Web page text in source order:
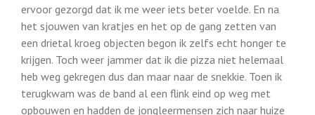
ervoor gezorgd dat ik me weer iets beter voelde. En na
het sjouwen van kratjes en het op de gang zetten van
een drietal kroeg objecten begon ik zelfs echt honger te
krijgen. Toch weer jammer dat ik die pizza niet helemaal
heb weg gekregen dus dan maar naar de snekkie. Toen ik
terugkwam was de band al een flink eind op weg met
opbouwen en hadden de jongleermensen zich naar huize